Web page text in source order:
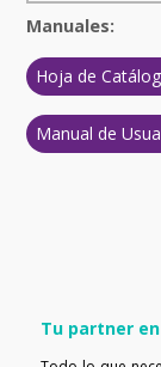
Manuales:
Hoja de
Manual de
Tu partner